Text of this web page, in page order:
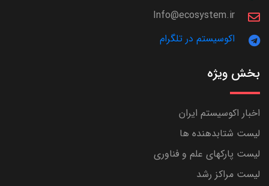
Info@ecosystem.ir
اکوسیستم در تلگرام
بخش ویژه
اخبار اکوسیستم ایران
لیست شتابدهنده ها
لیست پارکهای علم و فناوری
لیست مراکز رشد